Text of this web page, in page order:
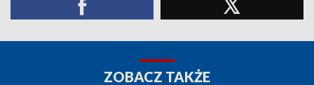
ZOBACZ TAKŻE